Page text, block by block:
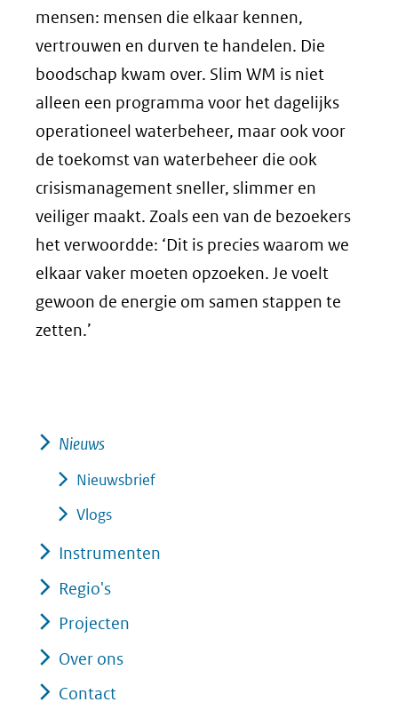
mensen: mensen die elkaar kennen,
vertrouwen en durven te handelen. Die
boodschap kwam over. Slim WM is niet
alleen een programma voor het dagelijks
operationeel waterbeheer, maar ook voor
de toekomst van waterbeheer die ook
crisismanagement sneller, slimmer en
veiliger maakt. Zoals een van de bezoekers
het verwoordde: ‘Dit is precies waarom we
elkaar vaker moeten opzoeken. Je voelt
gewoon de energie om samen stappen te
zetten.’
Nieuws
Nieuwsbrief
Vlogs
Instrumenten
Regio's
Projecten
Over ons
Contact